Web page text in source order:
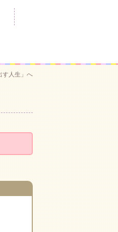
す人生」へ